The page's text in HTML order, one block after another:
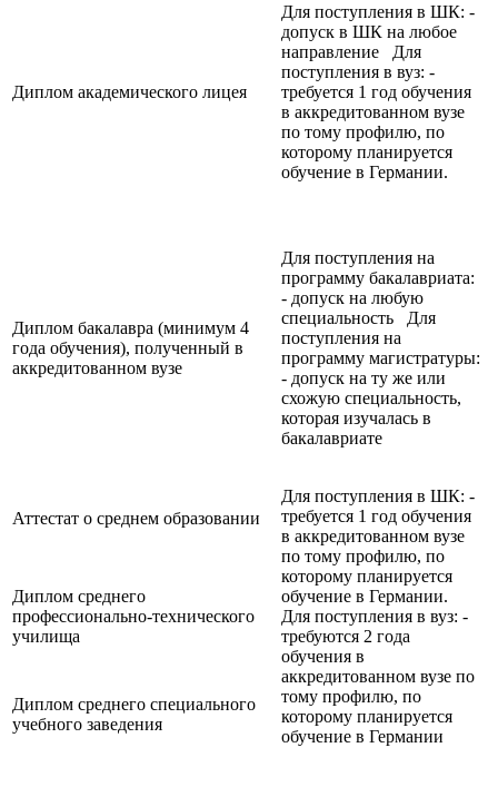
Диплом академического лицея
Для поступления в ШК: -
допуск в ШК на любое
направление Для
поступления в вуз: -
требуется 1 год обучения
в аккредитованном вузе
по тому профилю, по
которому планируется
обучение в Германии.
Диплом бакалавра (минимум 4
года обучения), полученный в
аккредитованном вузе
Для поступления на
программу бакалавриата:
- допуск на любую
специальность Для
поступления на
программу магистратуры:
- допуск на ту же или
схожую специальность,
которая изучалась в
бакалавриате
Аттестат о среднем образовании
Для поступления в ШК: -
требуется 1 год обучения
в аккредитованном вузе
по тому профилю, по
которому планируется
обучение в Германии.
Для поступления в вуз: -
требуются 2 года
обучения в
аккредитованном вузе по
тому профилю, по
которому планируется
обучение в Германии
Диплом среднего
профессионально-технического
училища
Диплом среднего специального
учебного заведения